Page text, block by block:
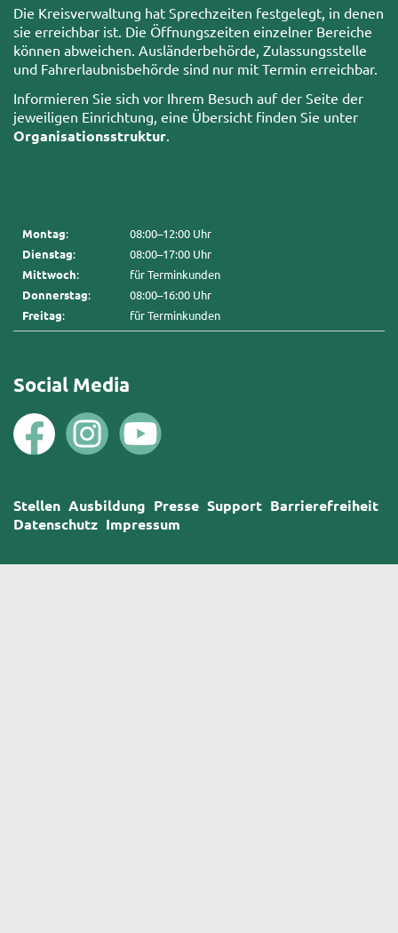
Die Kreisverwaltung hat Sprechzeiten festgelegt, in denen
sie erreichbar ist. Die Öffnungszeiten einzelner Bereiche
können abweichen. Ausländerbehörde, Zulassungsstelle
und Fahrerlaubnisbehörde sind nur mit Termin erreichbar.
Informieren Sie sich vor Ihrem Besuch auf der Seite der
jeweiligen Einrichtung, eine Übersicht finden Sie unter
Organisationsstruktur
Montag:
08:00–12:00 Uhr
Dienstag:
08:00–17:00 Uhr
Mittwoch:
für Terminkunden
Donnerstag:
08:00–16:00 Uhr
Freitag: für Terminkunden
Social Media
Stellen Ausbildung Presse Support Barrierefreiheit
Datenschutz Impressum